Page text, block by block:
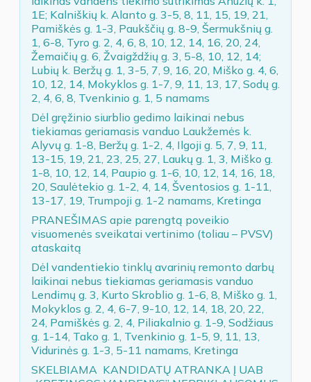
1E; Kalniškių k. Alanto g. 3-5, 8, 11, 15, 19, 21,
Pamiškės g. 1-3, Paukščių g. 8-9, Šermukšnių g.
1, 6-8, Tyro g. 2, 4, 6, 8, 10, 12, 14, 16, 20, 24,
Žemaičių g. 6, Žvaigždžių g. 3, 5-8, 10, 12, 14;
Lubių k. Beržų g. 1, 3-5, 7, 9, 16, 20, Miško g. 4, 6,
10, 12, 14, Mokyklos g. 1-7, 9, 11, 13, 17, Sodų g.
2, 4, 6, 8, Tvenkinio g. 1, 5 namams
Dėl gręžinio siurblio gedimo laikinai nebus
tiekiamas geriamasis vanduo Laukžemės k.
Alyvų g. 1-8, Beržų g. 1-2, 4, Ilgoji g. 5, 7, 9, 11,
13-15, 19, 21, 23, 25, 27, Laukų g. 1, 3, Miško g.
1-8, 10, 12, 14, Paupio g. 1-6, 10, 12, 14, 16, 18,
20, Saulėtekio g. 1-2, 4, 14, Šventosios g. 1-11,
13-17, 19, Trumpoji g. 1-2 namams, Kretinga
PRANEŠIMAS apie parengtą poveikio
visuomenės sveikatai vertinimo (toliau – PVSV)
ataskaitą
Dėl vandentiekio tinklų avarinių remonto darbų
laikinai nebus tiekiamas geriamasis vanduo
Lendimų g. 3, Kurto Skroblio g. 1-6, 8, Miško g. 1,
Mokyklos g. 2, 4, 6-7, 9-10, 12, 14, 18, 20, 22,
24, Pamiškės g. 2, 4, Piliakalnio g. 1-9, Sodžiaus
g. 1-14, Tako g. 1, Tvenkinio g. 1-5, 9, 11, 13,
Vidurinės g. 1-3, 5-11 namams, Kretinga
SKELBIAMA KANDIDATŲ ATRANKA Į UAB